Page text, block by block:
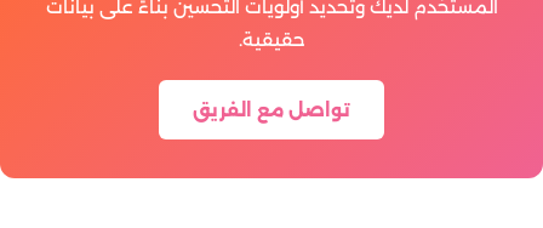
المستخدم لديك وتحديد أولويات التحسين بناءً على بيانات
حقيقية.
تواصل مع الفريق